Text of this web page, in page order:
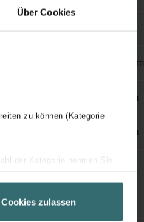
Über Cookies
zu können (Kategorie
der Kategorie nehmen Sie
über einen Link in der
Cookies zulassen
N
2800 mm
70 mm
73 mm